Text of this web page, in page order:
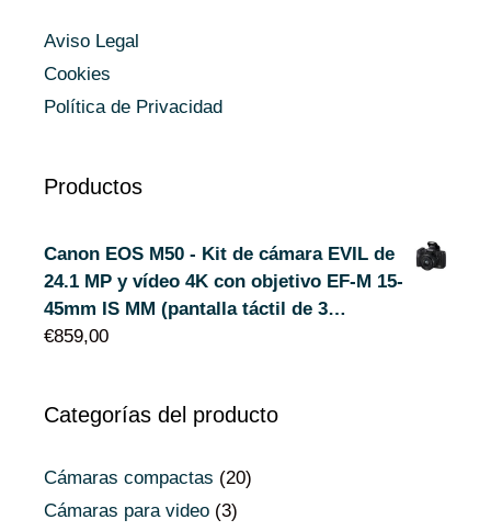
Aviso Legal
Cookies
Política de Privacidad
Productos
Canon EOS M50 - Kit de cámara EVIL de
24.1 MP y vídeo 4K con objetivo EF-M 15-
45mm IS MM (pantalla táctil de 3…
€859,00
Categorías del producto
Cámaras compactas (20)
Cámaras para video (3)